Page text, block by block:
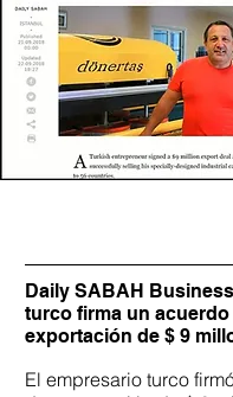
Daily SABAH
turco firma un acuerdo
exportación de $ 9
El empresario turco